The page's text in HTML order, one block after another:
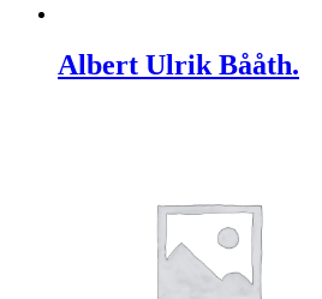
Albert Ulrik Bååth.